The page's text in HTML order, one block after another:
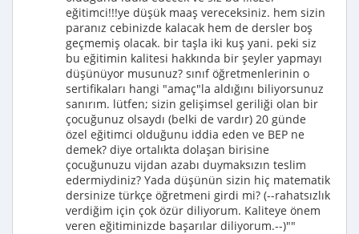
eğitimci!!!ye düşük maaş vereceksiniz. hem sizin
paranız cebinizde kalacak hem de dersler boş
geçmemiş olacak. bir taşla iki kuş yani. peki siz
bu eğitimin kalitesi hakkında bir şeyler yapmayı
düşünüyor musunuz? sınıf öğretmenlerinin o
sertifikaları hangi "amaç"la aldığını biliyorsunuz
sanırım. lütfen; sizin gelişimsel geriliği olan bir
çocuğunuz olsaydı (belki de vardır) 20 günde
özel eğitimci olduğunu iddia eden ve BEP ne
demek? diye ortalıkta dolaşan birisine
çocuğunuzu vijdan azabı duymaksızın teslim
edermiydiniz? Yada düşünün sizin hiç matematik
dersinize türkçe öğretmeni girdi mi? (--rahatsızlık
verdiğim için çok özür diliyorum. Kaliteye önem
veren eğitiminizde başarılar diliyorum.--)""